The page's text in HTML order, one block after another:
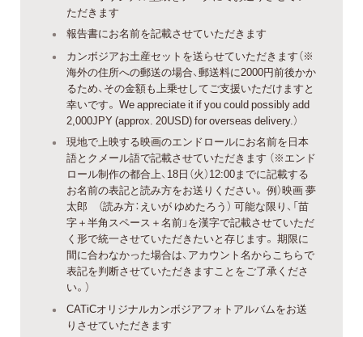
ただきます
報告書にお名前を記載させていただきます
カンボジアお土産セットを送らせていただきます（※
海外の住所への郵送の場合、郵送料に2000円前後かか
るため、その金額も上乗せしてご支援いただけますと
幸いです。 We appreciate it if you could possibly add
2,000JPY (approx. 20USD) for overseas delivery.）
現地で上映する映画のエンドロールにお名前を日本
語とクメール語で記載させていただきます （※エンド
ロール制作の都合上、18日（火）12:00までに記載する
お名前の表記と読み方をお送りください。 例）映画 夢
太郎 （読み方：えいが ゆめたろう） 可能な限り、「苗
字＋半角スペース＋名前」を漢字で記載させていただ
く形で統一させていただきたいと存じます。 期限に
間に合わなかった場合は、アカウント名からこちらで
表記を判断させていただきますことをご了承くださ
い。）
CATiCオリジナルカンボジアフォトアルバムをお送
りさせていただきます